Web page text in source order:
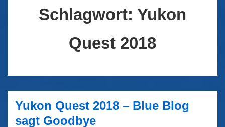
Schlagwort: Yukon
Quest 2018
Yukon Quest 2018 – Blue Blog
sagt Goodbye